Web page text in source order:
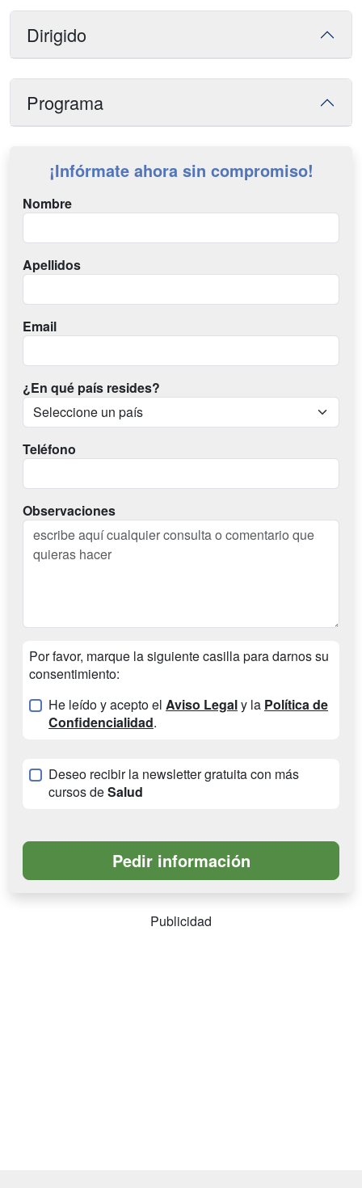
Dirigido
Programa
¡Infórmate ahora sin compromiso!
Nombre
Apellidos
Email
¿En qué país resides?
Teléfono
Observaciones
Por favor, marque la siguiente casilla para darnos su
consentimiento:
He leído y acepto el Aviso Legaly la Política de
Confidencialidad.
Deseo recibir la newsletter gratuita con más
cursos deSalud
Publicidad